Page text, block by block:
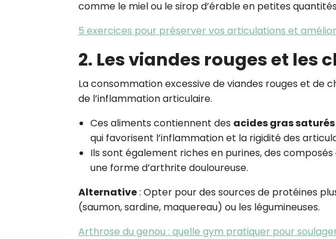
comme le miel ou le sirop d’érable en petites
5 exercices pour préserver vos articulations et
2. Les viandes rouges et les
La consommation excessive de viandes rouges et de
de l’inflammation articulaire.
Ces aliments contiennent des acides gras saturés
qui favorisent l’inflammation et la rigidité des
Ils sont également riches en purines, des
une forme d’arthrite douloureuse.
Alternative: Opter pour des sources de protéines
(saumon, sardine, maquereau) ou les légumineuses.
Arthrose du genou : quelle gym pratiquer pour